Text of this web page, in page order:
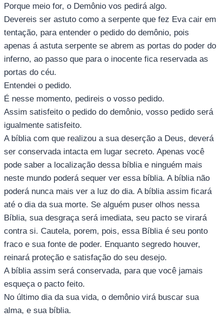
Porque meio for, o Demônio vos pedirá algo.
Devereis ser astuto como a serpente que fez Eva cair em
tentação, para entender o pedido do demônio, pois
apenas á astuta serpente se abrem as portas do poder do
inferno, ao passo que para o inocente fica reservada as
portas do céu.
Entendei o pedido.
É nesse momento, pedireis o vosso pedido.
Assim satisfeito o pedido do demônio, vosso pedido será
igualmente satisfeito.
A bíblia com que realizou a sua deserção a Deus, deverá
ser conservada intacta em lugar secreto. Apenas você
pode saber a localização dessa bíblia e ninguém mais
neste mundo poderá sequer ver essa bíblia. A bíblia não
poderá nunca mais ver a luz do dia. A bíblia assim ficará
até o dia da sua morte. Se alguém puser olhos nessa
Bíblia, sua desgraça será imediata, seu pacto se virará
contra si. Cautela, porem, pois, essa Bíblia é seu ponto
fraco e sua fonte de poder. Enquanto segredo houver,
reinará proteção e satisfação do seu desejo.
A bíblia assim será conservada, para que você jamais
esqueça o pacto feito.
No último dia da sua vida, o demônio virá buscar sua
alma, e sua bíblia.